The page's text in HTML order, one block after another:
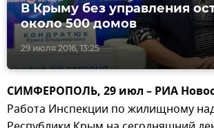
29 июля 2016, 13:25
В Крыму без управления
около 500 домов
СИМФЕРОПОЛЬ, 29 июл – РИА
Работа Инспекции по жилищному